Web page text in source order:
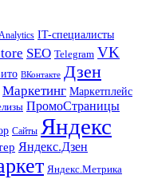
IT-специалисты
SEO Telegram VK
ВКонтакте Дзен
Маркетинг Маркетплейс
ПромоСтраницы
Сайты Яндекс
Яндекс.Дзен
Яндекс.Метрика